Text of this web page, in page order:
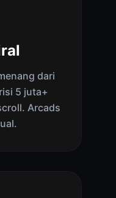
dari
5 juta+
Arcads